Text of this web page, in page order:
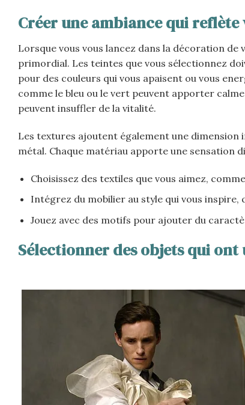
Créer une ambiance qui
Lorsque vous vous lancez dans la décoration
primordial. Les teintes que vous sélectionnez
pour des couleurs qui vous apaisent ou vous
comme le bleu ou le vert peuvent apporter
peuvent insuffler de la vitalité.
Les textures ajoutent également une dimension
métal. Chaque matériau apporte une sensation
Choisissez des textiles que vous aimez,
Intégrez du mobilier au style qui vous inspire,
Jouez avec des motifs pour ajouter du
Sélectionner des objets qui